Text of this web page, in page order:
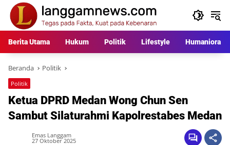
Langsung
konten
Berita Utama Hukum Politik Lifestyle Humaniora
Beranda Politik
Politik
Ketua DPRD Medan Wong Chun Sen
Sambut Silaturahmi Kapolrestabes Medan
Emas Langgam
27 Oktober 2025